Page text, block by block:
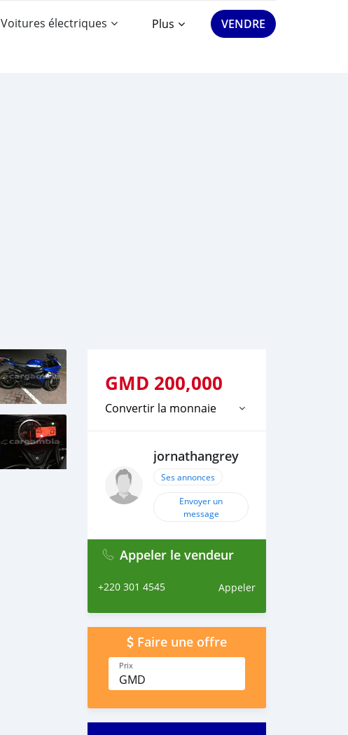
Voitures électriques Plus VENDRE
GMD 200,000
Convertir la monnaie
jornathangrey
Ses annonces
Envoyer un
message
Appeler le vendeur
+220 301 4545 Appeler
Faire une offre
Prix
GMD